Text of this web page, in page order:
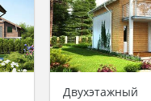
Двухэтажный